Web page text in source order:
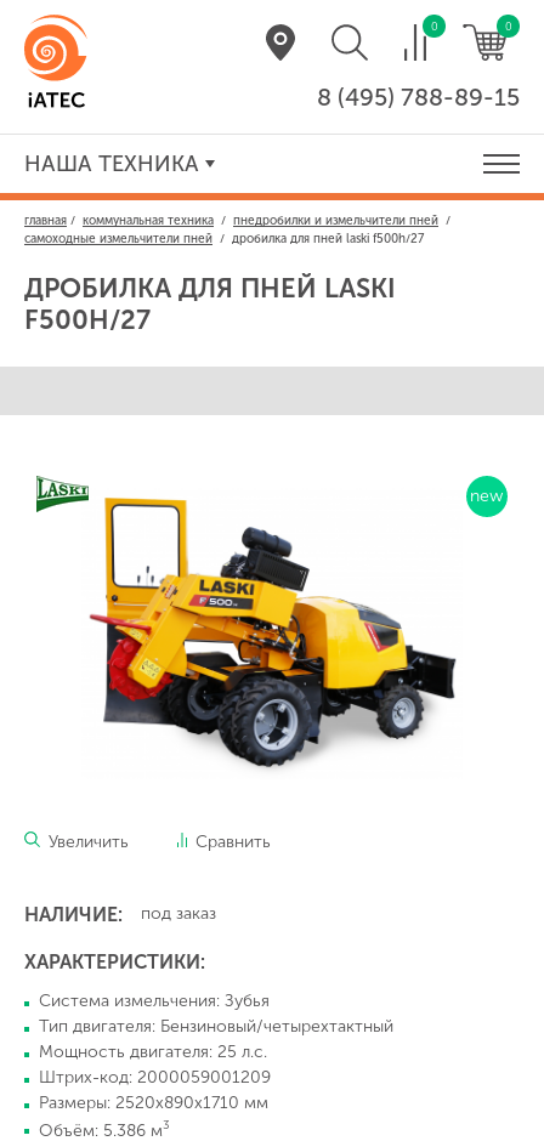
0 0
8 (495) 788-89-15
НАША ТЕХНИКА
главная / коммунальная техника / пнедробилки и измельчители пней /
самоходные измельчители пней / дробилка для пней laski f500h/27
ДРОБИЛКА ДЛЯ ПНЕЙ LASKI
F500H/27
new
Увеличить Сравнить
НАЛИЧИЕ: под заказ
ХАРАКТЕРИСТИКИ:
Система измельчения: Зубья
Тип двигателя: Бензиновый/четырехтактный
Мощность двигателя: 25 л.с.
Штрих-код: 2000059001209
Размеры: 2520х890х1710 мм
Объём: 5.386 м3